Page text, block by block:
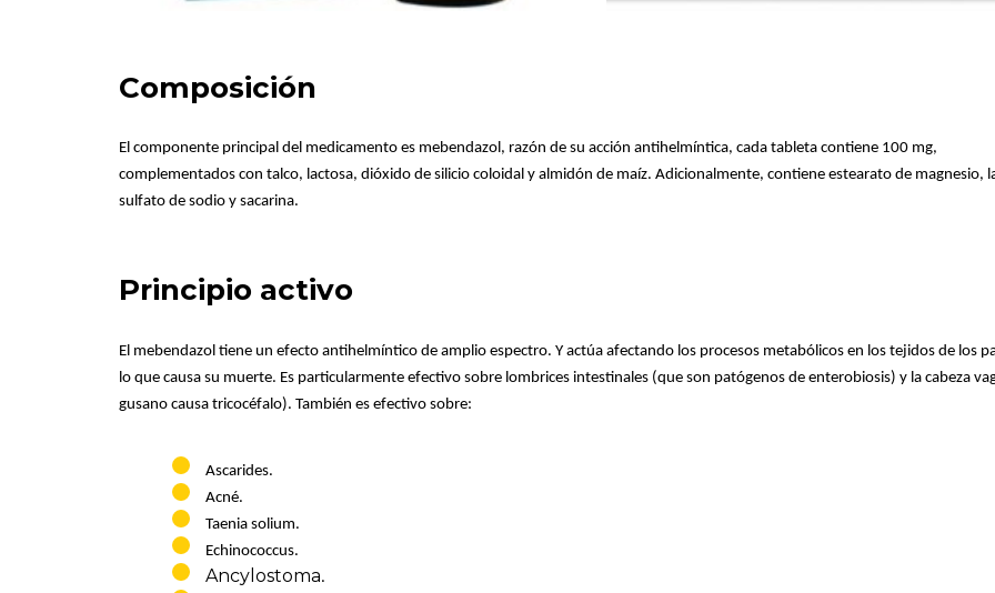
Composición
El componente principal del medicamento es mebendazol, razón de su acción antihelmíntica, cada tableta contiene 100 mg,
complementados con talco, lactosa, dióxido de silicio coloidal y almidón de maíz. Adicionalmente, contiene estearato de magnesio,
sulfato de sodio y sacarina.
Principio activo
El mebendazol tiene un efecto antihelmíntico de amplio espectro. Y actúa afectando los procesos metabólicos en los tejidos de los
lo que causa su muerte. Es particularmente efectivo sobre lombrices intestinales (que son patógenos de enterobiosis) y la cabeza
gusano causa tricocéfalo). También es efectivo sobre:
Ascarides.
Acné.
Taenia solium.
Echinococcus.
Ancylostoma.